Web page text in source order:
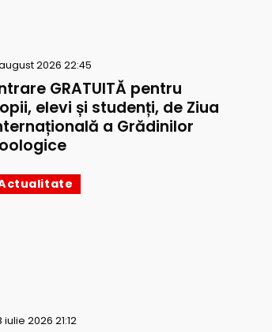
2026 22:45
GRATUITĂ pentru
elevi și studenți, de Ziua
a Grădinilor
iulie 2026 21:12